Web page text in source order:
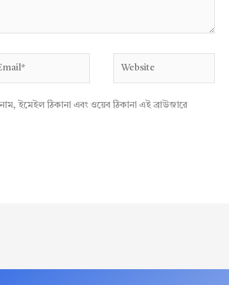
ইমেইল ঠিকানা এবং ওয়েব ঠিকানা এই ব্রাউজারে